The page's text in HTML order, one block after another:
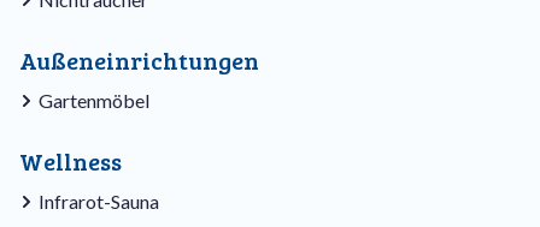
Außeneinrichtungen
Gartenmöbel
Wellness
Infrarot-Sauna